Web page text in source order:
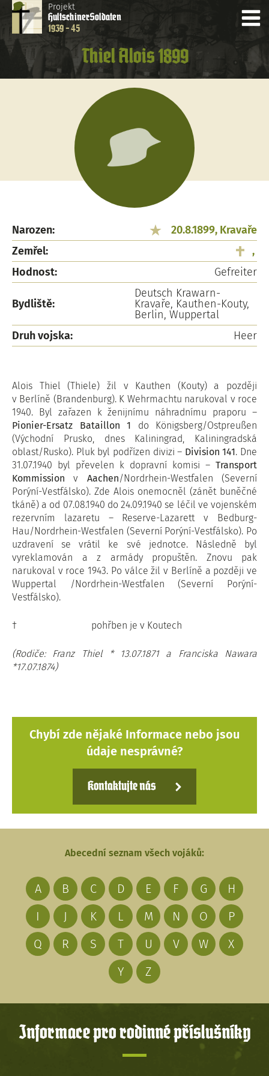
Projekt
HultschinerSoldaten
1939 - 45
Thiel Alois 1899
Narozen:
20.8.1899, Kravaře
Zemřel:
,
Hodnost:
Gefreiter
Bydliště:
Deutsch Krawarn-
Kravaře, Kauthen-Kouty,
Berlin, Wuppertal
Druh vojska:
Heer
Alois Thiel (Thiele) žil v Kauthen (Kouty) a později
v Berlíně (Brandenburg). K Wehrmachtu narukoval v roce
1940. Byl zařazen k ženijnímu náhradnímu praporu –
Pionier-Ersatz Bataillon 1 do Königsberg/Ostpreußen
(Východní Prusko, dnes Kaliningrad, Kaliningradská
oblast/Rusko). Pluk byl podřízen divizi – Division 141. Dne
31.07.1940 byl převelen k dopravní komisi – Transport
Kommission v Aachen/Nordrhein-Westfalen (Severní
Porýní-Vestfálsko). Zde Alois onemocněl (zánět buněčné
tkáně) a od 07.08.1940 do 24.09.1940 se léčil ve vojenském
rezervním lazaretu – Reserve-Lazarett v Bedburg-
Hau/Nordrhein-Westfalen (Severní Porýní-Vestfálsko). Po
uzdravení se vrátil ke své jednotce. Následně byl
vyreklamován a z armády propuštěn. Znovu pak
narukoval v roce 1943. Po válce žil v Berlíně a později ve
Wuppertal /Nordrhein-Westfalen (Severní Porýní-
Vestfálsko).
† pohřben je v Koutech
(Rodiče: Franz Thiel * 13.07.1871 a Franciska Nawara
*17.07.1874)
Chybí zde nějaké Informace nebo jsou
údaje nesprávné?
Kontaktujte nás
Abecední seznam všech vojáků:
A B C D E F G
H
I
J K L M N O
P
Q
R S T U V W
X
Y
Z
Informace pro rodinné příslušníky